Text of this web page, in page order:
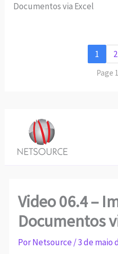
Documentos via Excel
1 2
Page
Video 06.4 –
Documentos
PorNetsource /3 de maio